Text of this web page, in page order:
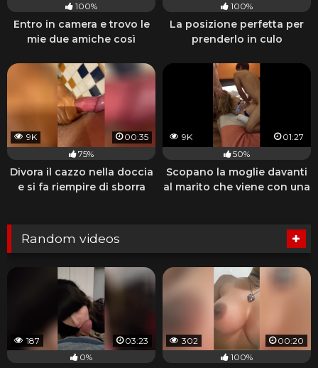
100%
Entro in camera e trovo le
mie due amiche così
100%
La posizione perfetta per
prenderlo in culo
9K
00:35
75%
Divora il cazzo nella doccia
e si fa riempire di sborra
9K
01:27
50%
Scopano la moglie davanti
al marito che viene con una
Random videos
187
03:23
0%
302
00:20
100%